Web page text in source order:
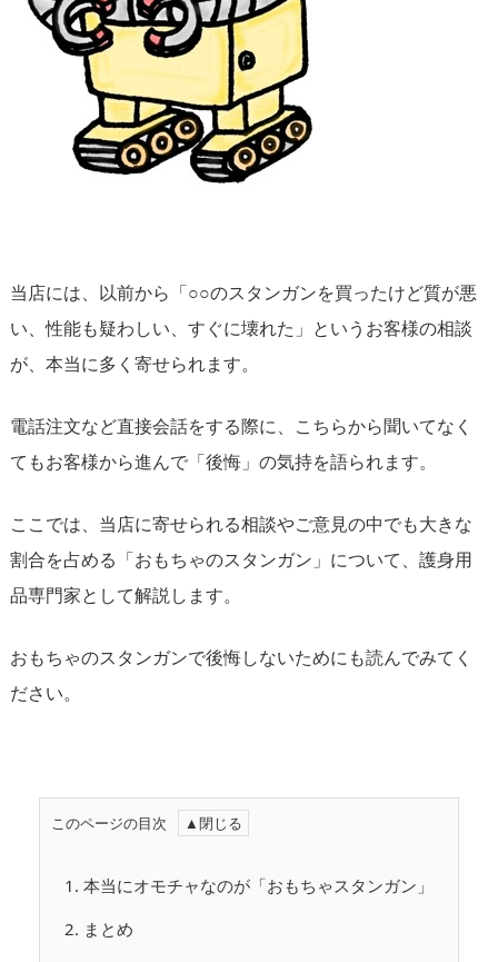
当店には、以前から「○○のスタンガンを買ったけど質が悪
い、性能も疑わしい、すぐに壊れた」というお客様の相談
が、本当に多く寄せられます。
電話注文など直接会話をする際に、こちらから聞いてなく
てもお客様から進んで「後悔」の気持を語られます。
ここでは、当店に寄せられる相談やご意見の中でも大きな
割合を占める「おもちゃのスタンガン」について、護身用
品専門家として解説します。
おもちゃのスタンガンで後悔しないためにも読んでみてく
ださい。
このページの目次
1. 本当にオモチャなのが「おもちゃスタンガン」
2. まとめ